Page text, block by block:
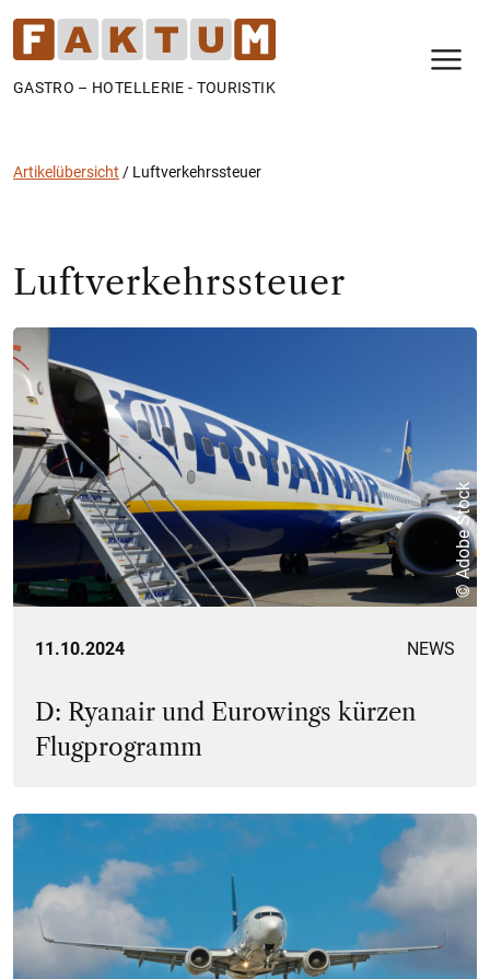
GASTRO – HOTELLERIE - TOURISTIK
Artikelübersicht / Luftverkehrssteuer
Luftverkehrssteuer
© Adobe Stock
11.10.2024 NEWS
D: Ryanair und Eurowings kürzen
Flugprogramm